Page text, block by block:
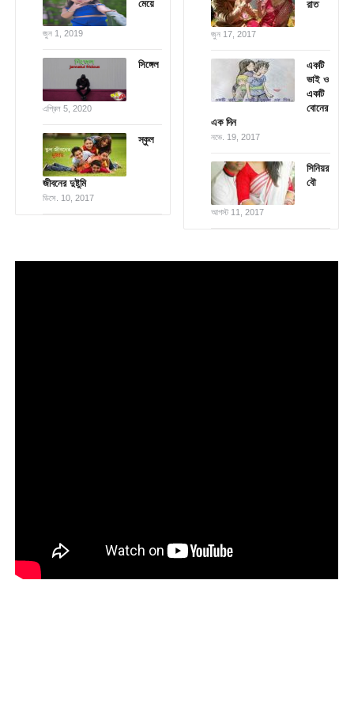
মেয়ে
জুন 1, 2019
সিঙ্গেল
এপ্রিল 5, 2020
স্কুল
জীবনের দুষ্টুমি
ডিসে. 10, 2017
রাত
জুন 17, 2017
একটি
ভাই ও
একটি
বোনের
এক দিন
নভে. 19, 2017
সিনিয়র
বৌ
আগস্ট 11, 2017